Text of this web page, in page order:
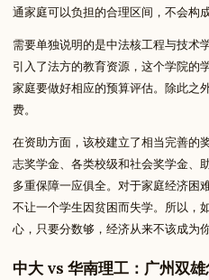
通家庭可以负担的合理区间，不会构
需要单独说明的是中法核工程与技术
引入了法方的教育资源，这个学院的
家庭要做好相应的预算评估。除此之
费。
在资助方面，该校建立了相当完善的
志奖学金、各类校级和社会奖学金、
多重保障一应俱全。对于家庭经济困
不让一个学生因贫困而失学。所以，
心，只要分数够，经济从来不该成为
中大 vs 华南理工：广州双